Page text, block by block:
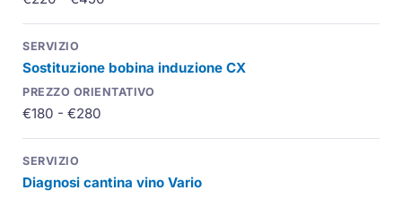
Sostituzione bobina induzione CX
€180 - €280
Diagnosi cantina vinoVario